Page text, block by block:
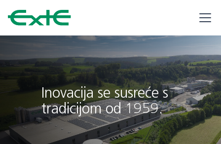
Inovacija se susreće s
tradicijom od 1959.